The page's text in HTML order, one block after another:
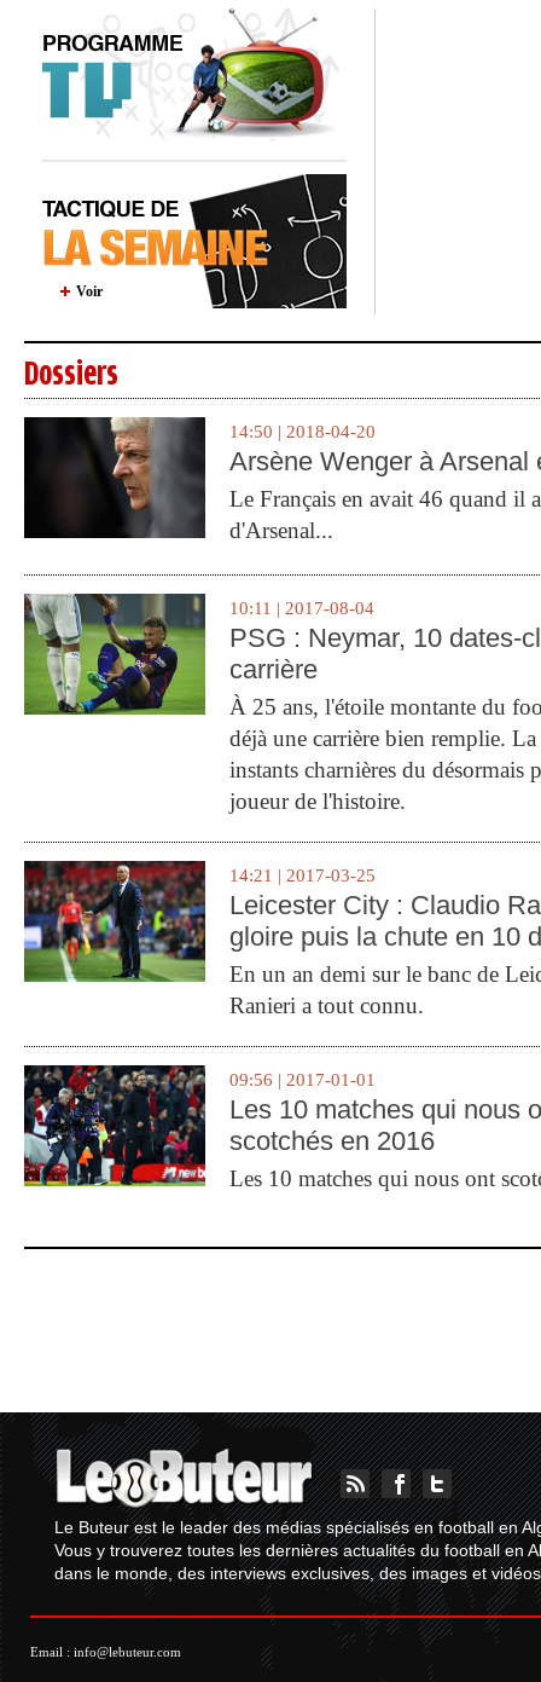
Voir
Dossiers
14:50 | 2018-04-20
Arsène Wenger à Arsenal
Le Français en avait 46 quand il
d'Arsenal...
10:11 | 2017-08-04
PSG : Neymar, 10 dates-
carrière
À 25 ans, l'étoile montante du
déjà une carrière bien remplie.
instants charnières du désormais
joueur de l'histoire.
14:21 | 2017-03-25
Leicester City : Claudio
gloire puis la chute en 10
En un an demi sur le banc de
Ranieri a tout connu.
09:56 | 2017-01-01
Les 10 matches qui nous
scotchés en 2016
Les 10 matches qui nous ont
Le Buteur est le leader des médias spécialisés en football en
Vous y trouverez toutes les dernières actualités du football en
dans le monde, des interviews exclusives, des images et
Email : info@lebuteur.com